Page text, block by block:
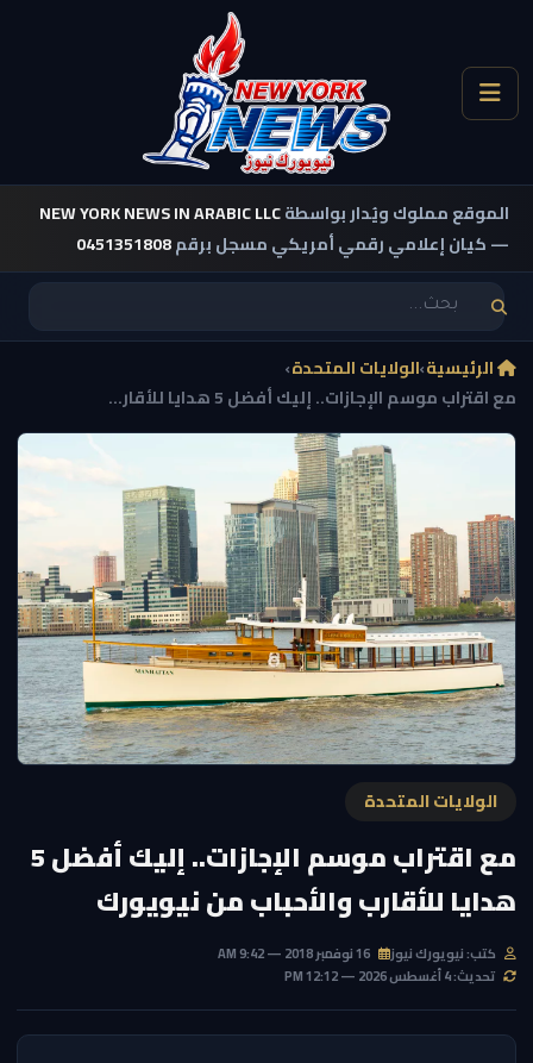
الموقع مملوك ويُدار بواسطةNEW YORK NEWS IN ARABIC LLC
— كيان إعلامي رقمي أمريكي مسجل برقم0451351808
الرئيسية›الولايات المتحدة›
مع اقتراب موسم الإجازات.. إليك أفضل 5 هدايا للأقار...
الولايات المتحدة
مع اقتراب موسم الإجازات.. إليك أفضل 5
هدايا للأقارب والأحباب من نيويورك
كتب: نيويورك نيوز
تحديث: 4 أغسطس 2026 — 12:12 PM